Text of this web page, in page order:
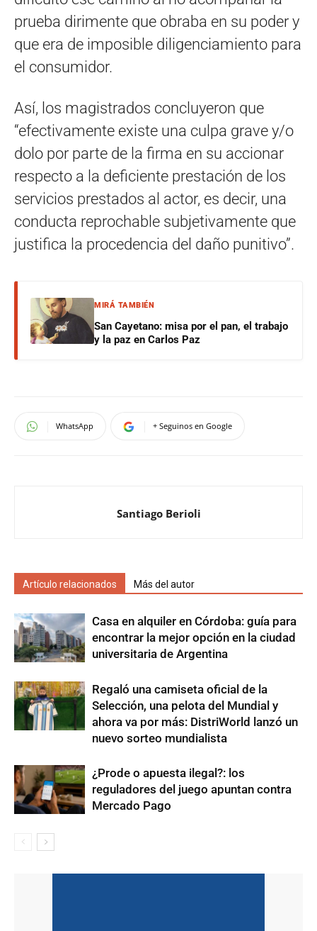
prueba dirimente que obraba en su poder y
que era de imposible diligenciamiento para
el consumidor.
Así, los magistrados concluyeron que
“efectivamente existe una culpa grave y/o
dolo por parte de la firma en su accionar
respecto a la deficiente prestación de los
servicios prestados al actor, es decir, una
conducta reprochable subjetivamente que
justifica la procedencia del daño punitivo”.
MIRÁ TAMBIÉN
San Cayetano: misa por el pan, el trabajo
y la paz en Carlos Paz
WhatsApp + Seguinos en Google
Santiago Berioli
Artículo relacionados Más del autor
Casa en alquiler en Córdoba: guía para
encontrar la mejor opción en la ciudad
universitaria de Argentina
Regaló una camiseta oficial de la
Selección, una pelota del Mundial y
ahora va por más: DistriWorld lanzó un
nuevo sorteo mundialista
¿Prode o apuesta ilegal?: los
reguladores del juego apuntan contra
Mercado Pago